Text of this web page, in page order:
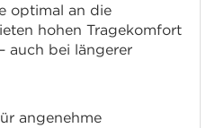
optimal an die
hohen Tragekomfort
auch bei längerer
angenehme